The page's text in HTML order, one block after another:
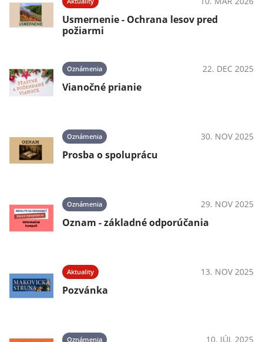
Usmernenie - Ochrana lesov pred
požiarmi
Oznámenia 22. DEC 2025
Vianočné prianie
Oznámenia 30. NOV 2025
Prosba o spoluprácu
Oznámenia 29. NOV 2025
Oznam - základné odporúčania
Aktuality 13. NOV 2025
Pozvánka
Oznámenia 10. JÚL 2025